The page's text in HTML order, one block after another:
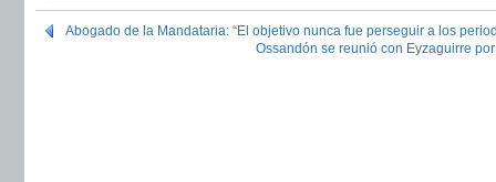
Abogado de la Mandataria: “El objetivo nunca fue perseguir a los
Ossandón se reunió con Eyzaguirre